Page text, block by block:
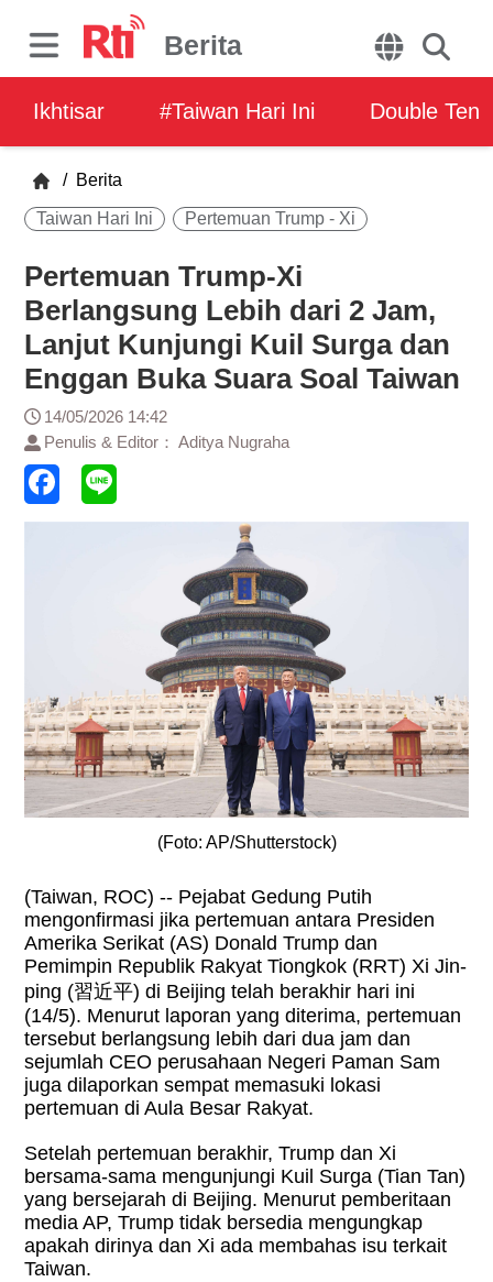
Berita
Ikhtisar #Taiwan Hari Ini Double Ten
/ Berita
Taiwan Hari Ini Pertemuan Trump - Xi
Pertemuan Trump-Xi
Berlangsung Lebih dari 2 Jam,
Lanjut Kunjungi Kuil Surga dan
Enggan Buka Suara Soal Taiwan
14/05/2026 14:42
Penulis & Editor： Aditya Nugraha
(Foto: AP/Shutterstock)
(Taiwan, ROC) -- Pejabat Gedung Putih
mengonfirmasi jika pertemuan antara Presiden
Amerika Serikat (AS) Donald Trump dan
Pemimpin Republik Rakyat Tiongkok (RRT) Xi Jin-
ping (習近平) di Beijing telah berakhir hari ini
(14/5). Menurut laporan yang diterima, pertemuan
tersebut berlangsung lebih dari dua jam dan
sejumlah CEO perusahaan Negeri Paman Sam
juga dilaporkan sempat memasuki lokasi
pertemuan di Aula Besar Rakyat.
Setelah pertemuan berakhir, Trump dan Xi
bersama-sama mengunjungi Kuil Surga (Tian Tan)
yang bersejarah di Beijing. Menurut pemberitaan
media AP, Trump tidak bersedia mengungkap
apakah dirinya dan Xi ada membahas isu terkait
Taiwan.